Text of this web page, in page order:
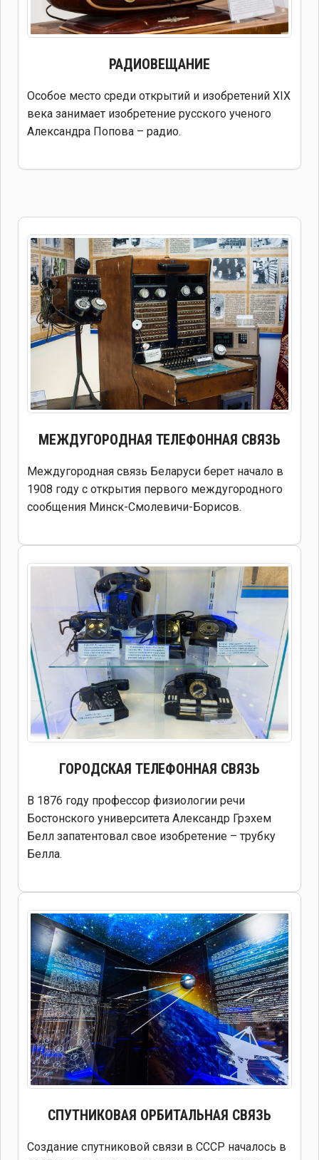
РАДИОВЕЩАНИЕ
Особое место среди открытий и изобретений XIX
века занимает изобретение русского ученого
Александра Попова – радио.
МЕЖДУГОРОДНАЯ ТЕЛЕФОННАЯ СВЯЗЬ
Междугородная связь Беларуси берет начало в
1908 году с открытия первого междугородного
сообщения Минск-Смолевичи-Борисов.
ГОРОДСКАЯ ТЕЛЕФОННАЯ СВЯЗЬ
В 1876 году профессор физиологии речи
Бостонского университета Александр Грэхем
Белл запатентовал свое изобретение – трубку
Белла.
СПУТНИКОВАЯ ОРБИТАЛЬНАЯ СВЯЗЬ
Создание спутниковой связи в СССР началось в